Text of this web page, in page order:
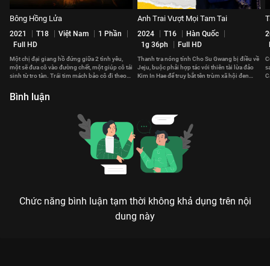
Bông Hồng Lửa
2021 T18 Việt Nam
1 Phần
Full HD
Một chị đại giang hồ đứng giữa 2 tình yêu,
một sẽ đưa cô vào đường chết, một giúp cô tái
sinh từ tro tàn. Trái tim mách bảo cô đi theo
Anh Trai Vượt Mọi Tam Tai
2024 T16
Hàn Quốc
1g 36ph
Full HD
Thanh tra nóng tính Cho Su Gwang bị điều về
Jeju, buộc phải hợp tác với thiên tài lừa đảo
Kim In Hae để truy bắt tên trùm xã hội đen
Bình luận
Chức năng bình luận tạm thời không khả dụng trên nội
dung này